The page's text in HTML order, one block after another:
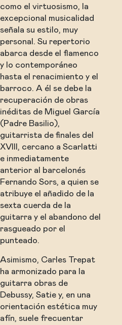
como el virtuosismo, la
excepcional musicalidad
señala su estilo, muy
personal. Su repertorio
abarca desde el flamenco
y lo contemporáneo
hasta el renacimiento y el
barroco. A él se debe la
recuperación de obras
inéditas de Miguel García
(Padre Basilio),
guitarrista de finales del
XVIII, cercano a Scarlatti
e inmediatamente
anterior al barcelonés
Fernando Sors, a quien se
atribuye el añadido de la
sexta cuerda de la
guitarra y el abandono del
rasgueado por el
punteado.
Asimismo, Carles Trepat
ha armonizado para la
guitarra obras de
Debussy, Satie y, en una
orientación estética muy
afín, suele frecuentar